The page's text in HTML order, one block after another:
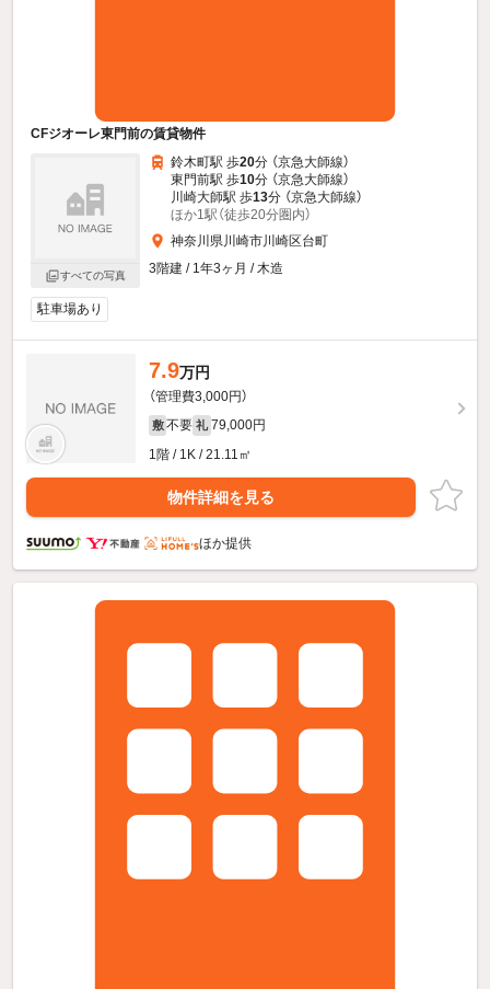
CFジオーレ東門前の賃貸物件
すべての写真
鈴木町駅 歩20分 （京急大師線）
東門前駅 歩10分 （京急大師線）
川崎大師駅 歩13分 （京急大師線）
ほか1駅（徒歩20分圏内）
神奈川県川崎市川崎区台町
3階建 / 1年3ヶ月 / 木造
駐車場あり
7.9万円
（管理費3,000円）
敷 不要 礼 79,000円
1階 / 1K / 21.11㎡
物件詳細を見る
ほか提供